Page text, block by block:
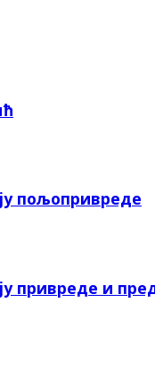
пољопривреде
привреде и